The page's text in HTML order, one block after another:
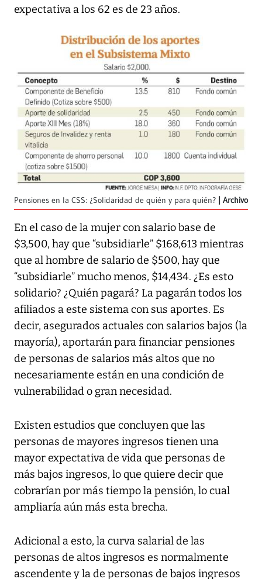
expectativa a los 62 es de 23 años.
Pensiones en la CSS: ¿Solidaridad de quién y para quién? Archivo
En el caso de la mujer con salario base de
$3,500, hay que “subsidiarle” $168,613 mientras
que al hombre de salario de $500, hay que
“subsidiarle” mucho menos, $14,434. ¿Es esto
solidario? ¿Quién pagará? La pagarán todos los
afiliados a este sistema con sus aportes. Es
decir, asegurados actuales con salarios bajos (la
mayoría), aportarán para financiar pensiones
de personas de salarios más altos que no
necesariamente están en una condición de
vulnerabilidad o gran necesidad.
Existen estudios que concluyen que las
personas de mayores ingresos tienen una
mayor expectativa de vida que personas de
más bajos ingresos, lo que quiere decir que
cobrarían por más tiempo la pensión, lo cual
ampliaría aún más esta brecha.
Adicional a esto, la curva salarial de las
personas de altos ingresos es normalmente
ascendente y la de personas de bajos ingresos